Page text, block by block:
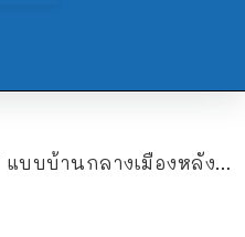
แบบบ้านกลางเมืองหลังเล็ก ขนาดกะทัดรัดกำลังดี ตกแต่งมีเอกลักษณ์ในตัวเอง